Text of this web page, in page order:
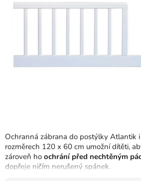
Ochranná zábrana do postýlky Atlantik
rozměrech 120 x 60 cm umožní dítěti,
zároveň ho ochrání před nechtěným
dopřeje ničím nerušený spánek.
hvězdiček.